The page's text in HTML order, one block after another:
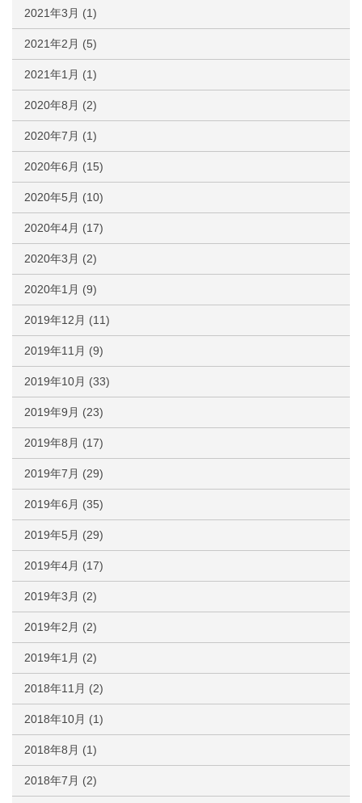
2021年3月 (1)
2021年2月 (5)
2021年1月 (1)
2020年8月 (2)
2020年7月 (1)
2020年6月 (15)
2020年5月 (10)
2020年4月 (17)
2020年3月 (2)
2020年1月 (9)
2019年12月 (11)
2019年11月 (9)
2019年10月 (33)
2019年9月 (23)
2019年8月 (17)
2019年7月 (29)
2019年6月 (35)
2019年5月 (29)
2019年4月 (17)
2019年3月 (2)
2019年2月 (2)
2019年1月 (2)
2018年11月 (2)
2018年10月 (1)
2018年8月 (1)
2018年7月 (2)